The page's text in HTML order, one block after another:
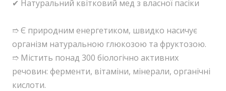
✔ Натуральний квітковий мед з власної пасіки
➱ Є природним енергетиком, швидко насичує
організм натуральною глюкозою та фруктозою.
➱ Містить понад 300 біологічно активних
речовин: ферменти, вітаміни, мінерали, органічні
кислоти.